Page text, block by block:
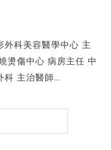
外科美容醫學中心 主
燙傷中心 病房主任 中
科 主治醫師...